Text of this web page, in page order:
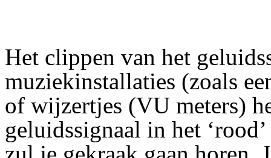
Het clippen van het
muziekinstallaties (zoals
of wijzertjes (VU meters)
geluidssignaal in het